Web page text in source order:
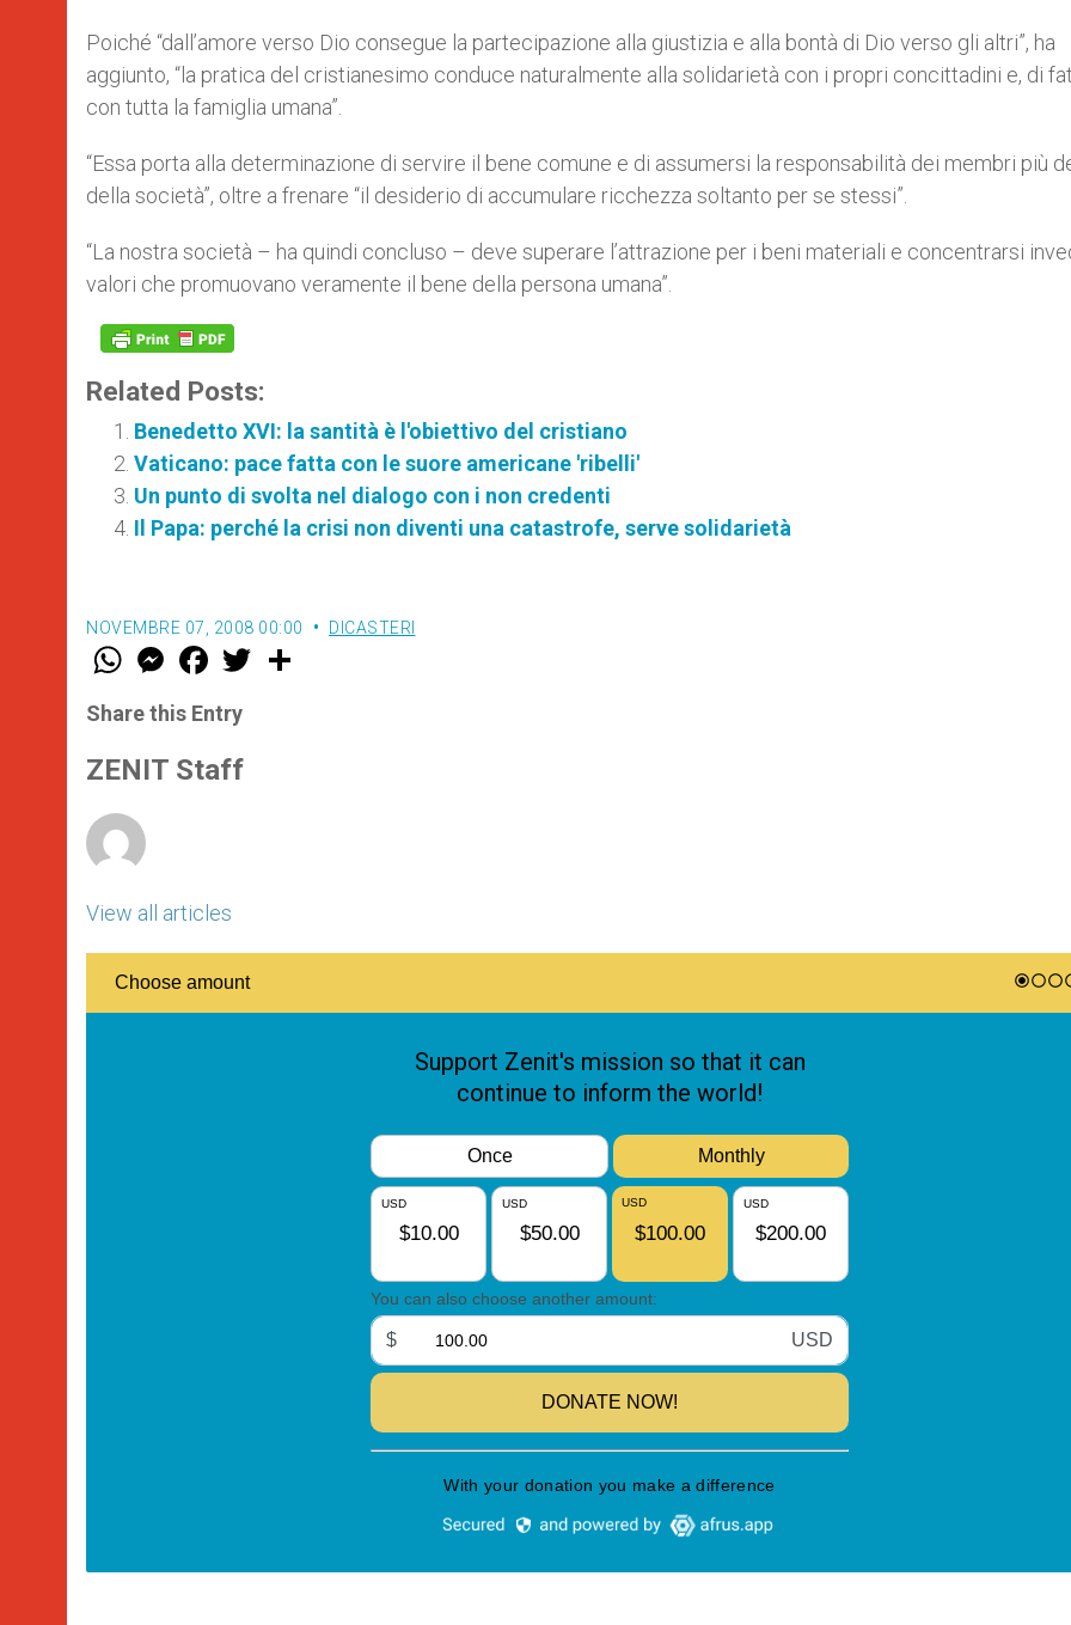
Poiché “dall’amore verso Dio consegue la partecipazione alla giustizia e alla bontà di Dio verso gli altri”, ha
aggiunto, “la pratica del cristianesimo conduce naturalmente alla solidarietà con i propri concittadini e, di
con tutta la famiglia umana”.
“Essa porta alla determinazione di servire il bene comune e di assumersi la responsabilità dei membri più
della società”, oltre a frenare “il desiderio di accumulare ricchezza soltanto per se stessi”.
“La nostra società – ha quindi concluso – deve superare l’attrazione per i beni materiali e concentrarsi
valori che promuovano veramente il bene della persona umana”.
Related Posts:
Benedetto XVI: la santità è l'obiettivo del cristiano
Vaticano: pace fatta con le suore americane 'ribelli'
Un punto di svolta nel dialogo con i non credenti
Il Papa: perché la crisi non diventi una catastrofe, serve solidarietà
NOVEMBRE 07, 2008 00:00 DICASTERI
W
t
s
p
p
M
e
s
e
g
e
F
a
e
b
o
k
w
Share this Entry
ZENIT Staff
View all articles